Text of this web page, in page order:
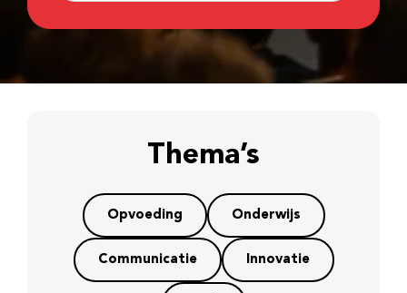
Thema’s
Opvoeding Onderwijs
Communicatie Innovatie